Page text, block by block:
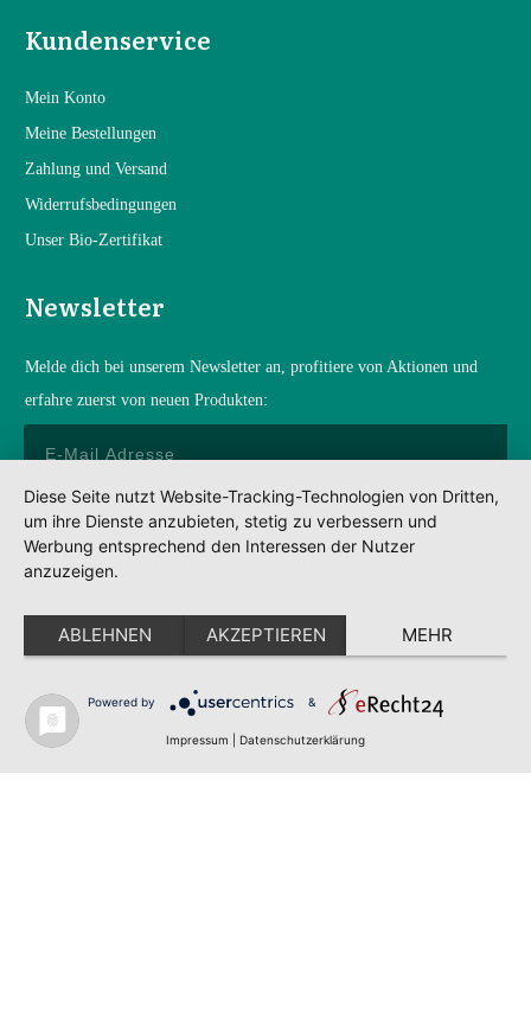
Kundenservice
Mein Konto
Meine Bestellungen
Zahlung und Versand
Widerrufsbedingungen
Unser Bio-Zertifikat
Newsletter
Melde dich bei unserem Newsletter an, profitiere von Aktionen und
erfahre zuerst von neuen Produkten:
Anmelden
Datenschutz
AGBs
Partner
POWERED BY SEYER MARKETING ©2022
Diese Seite nutzt Website-Tracking-Technologien von Dritten,
um ihre Dienste anzubieten, stetig zu verbessern und
Werbung entsprechend den Interessen der Nutzer
anzuzeigen.
ABLEHNEN AKZEPTIEREN MEHR
Powered by &
Impressum Datenschutzerklärung